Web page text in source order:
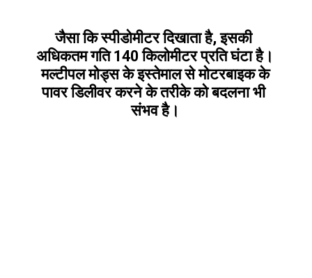
जैसा कि स्पीडोमीटर दिखाता है, इसकी
अधिकतम गति 140 किलोमीटर प्रति घंटा है।
मल्टीपल मोड्स के इस्तेमाल से मोटरबाइक के
पावर डिलीवर करने के तरीके को बदलना भी
संभव है।